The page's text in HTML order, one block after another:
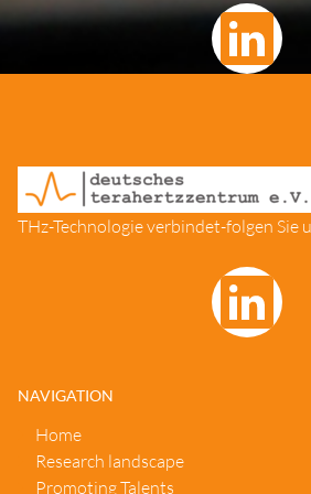
THz-Technologie verbindet-folgen Sie
NAVIGATION
Home
Research landscape
Promoting Talents